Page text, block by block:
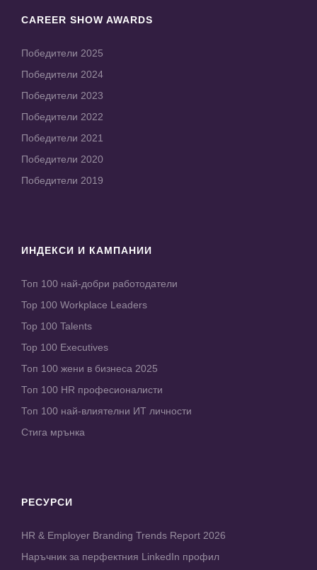
CAREER SHOW AWARDS
Победители 2025
Победители 2024
Победители 2023
Победители 2022
Победители 2021
Победители 2020
Победители 2019
ИНДЕКСИ И КАМПАНИИ
Топ 100 най-добри работодатели
Top 100 Workplace Leaders
Top 100 Talents
Top 100 Executives
Топ 100 жени в бизнеса 2025
Топ 100 HR професионалисти
Топ 100 най-влиятелни ИТ личности
Стига мрънка
РЕСУРСИ
HR & Employer Branding Trends Report 2026
Наръчник за перфектния LinkedIn профил